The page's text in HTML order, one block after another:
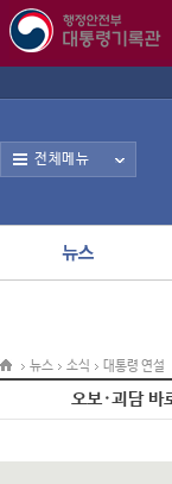
전체메뉴
뉴스 소식 대통령 연설
오보·괴담 바